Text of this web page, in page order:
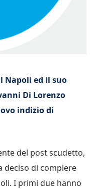
Napoli ed il suo
Di Lorenzo
indizio di
del post scudetto,
deciso di compiere
I primi due hanno